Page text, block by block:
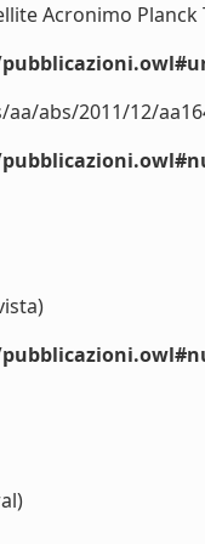
Acronimo
abs/2011/12/